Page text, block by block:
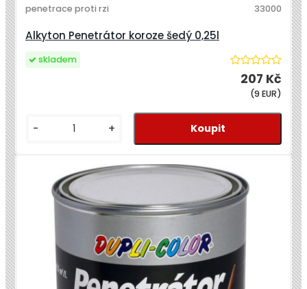
Alkyton Penetrátor koroze šedý 0,25l
penetrace proti rzi 33000
207 Kč
(9 EUR)
skladem
- +